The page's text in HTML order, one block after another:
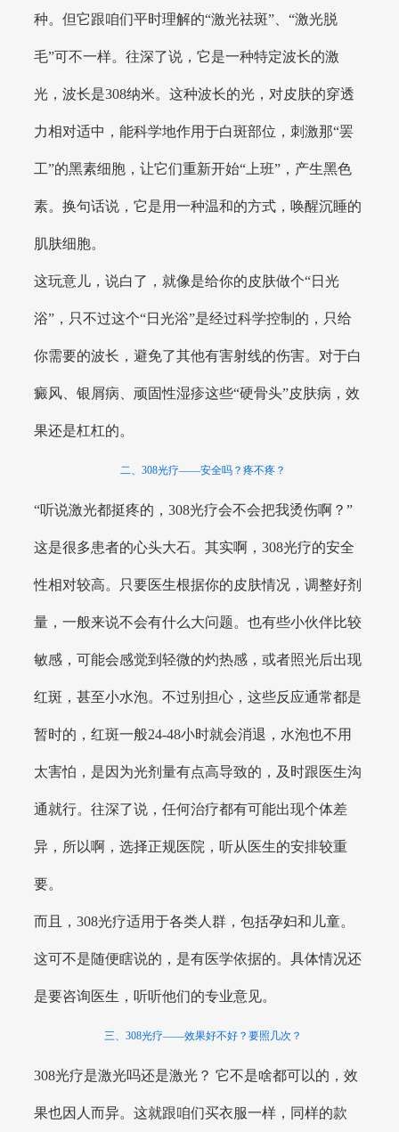
种。但它跟咱们平时理解的“激光祛斑”、“激光脱
毛”可不一样。往深了说，它是一种特定波长的激
光，波长是308纳米。这种波长的光，对皮肤的穿透
力相对适中，能科学地作用于白斑部位，刺激那“罢
工”的黑素细胞，让它们重新开始“上班”，产生黑色
素。换句话说，它是用一种温和的方式，唤醒沉睡的
肌肤细胞。
这玩意儿，说白了，就像是给你的皮肤做个“日光
浴”，只不过这个“日光浴”是经过科学控制的，只给
你需要的波长，避免了其他有害射线的伤害。对于白
癜风、银屑病、顽固性湿疹这些“硬骨头”皮肤病，效
果还是杠杠的。
二、308光疗——安全吗？疼不疼？
“听说激光都挺疼的，308光疗会不会把我烫伤啊？”
这是很多患者的心头大石。其实啊，308光疗的安全
性相对较高。只要医生根据你的皮肤情况，调整好剂
量，一般来说不会有什么大问题。也有些小伙伴比较
敏感，可能会感觉到轻微的灼热感，或者照光后出现
红斑，甚至小水泡。不过别担心，这些反应通常都是
暂时的，红斑一般24-48小时就会消退，水泡也不用
太害怕，是因为光剂量有点高导致的，及时跟医生沟
通就行。往深了说，任何治疗都有可能出现个体差
异，所以啊，选择正规医院，听从医生的安排较重
要。
而且，308光疗适用于各类人群，包括孕妇和儿童。
这可不是随便瞎说的，是有医学依据的。具体情况还
是要咨询医生，听听他们的专业意见。
三、308光疗——效果好不好？要照几次？
308光疗是激光吗还是激光？ 它不是啥都可以的，效
果也因人而异。这就跟咱们买衣服一样，同样的款